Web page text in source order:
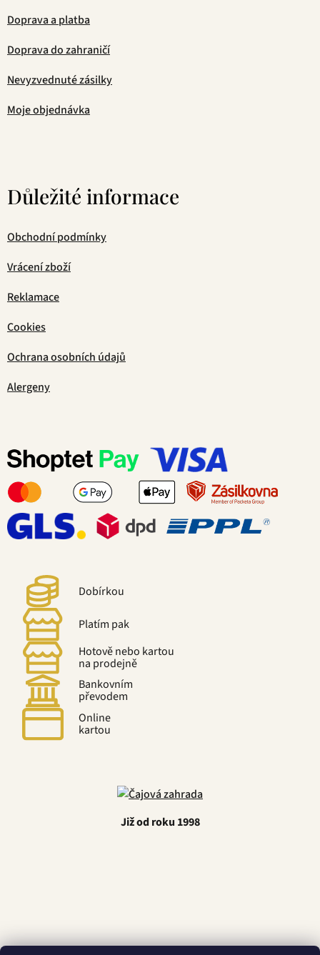
Doprava a platba
Doprava do zahraničí
Nevyzvednuté zásilky
Moje objednávka
Důležité informace
Obchodní podmínky
Vrácení zboží
Reklamace
Cookies
Ochrana osobních údajů
Alergeny
Dobírkou
Platím pak
Hotově nebo kartou
na prodejně
Bankovním
převodem
Online
kartou
Již od roku 1998